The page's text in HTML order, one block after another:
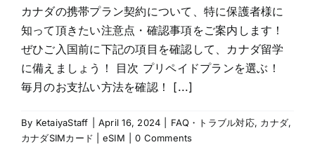
カナダの携帯プラン契約について、特に保護者様に
知って頂きたい注意点・確認事項をご案内します！
ぜひご入国前に下記の項目を確認して、カナダ留学
に備えましょう！ 目次 プリペイドプランを選ぶ！
毎月のお支払い方法を確認！ [...]
By KetaiyaStaff April 16, 2024 FAQ・トラブル対応, カナダ,
カナダSIMカード | eSIM
0 Comments